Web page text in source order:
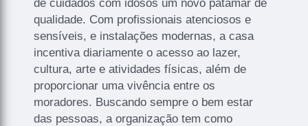
de cuidados com idosos um novo patamar de
qualidade. Com profissionais atenciosos e
sensíveis, e instalações modernas, a casa
incentiva diariamente o acesso ao lazer,
cultura, arte e atividades físicas, além de
proporcionar uma vivência entre os
moradores. Buscando sempre o bem estar
das pessoas, a organização tem como